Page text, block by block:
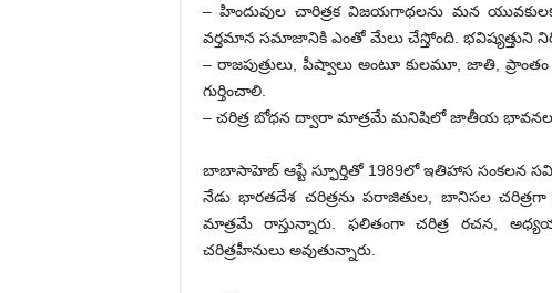
– హిందువుల చారిత్రక విజయగాథలను మన
వర్తమాన సమాజానికి ఎంతో మేలు చేస్తోంది. భవిష్యత్తుని
– రాజపుత్రులు, పీష్వాలు అంటూ కులమూ, జాతి,
గుర్తించాలి.
– చరిత్ర బోధన ద్వారా మాత్రమే మనిషిలో జాతీయ
బాబాసాహెబ్‌ ఆప్టే స్ఫూర్తితో 1989లో ఇతిహాస సంకలన
నేడు భారతదేశ చరిత్రను పరాజితుల, బానిసల చరిత్రగా
మాత్రమే రాస్తున్నారు. ఫలితంగా చరిత్ర రచన,
చరిత్రహీనులు అవుతున్నారు.